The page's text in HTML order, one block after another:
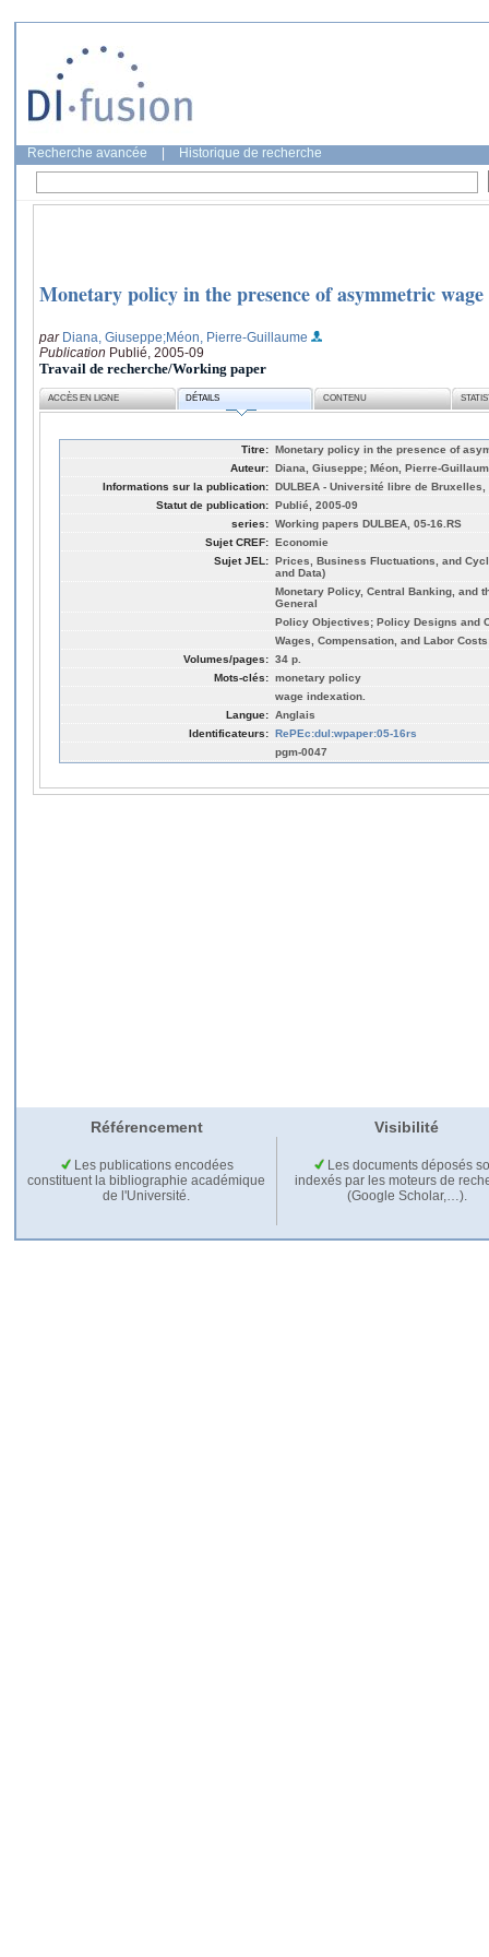
Recherche avancée Historique de recherche
Monetary policy in the presence of asymmetric
par Diana, Giuseppe;Méon, Pierre-Guillaume
Publication Publié, 2005-09
Travail de recherche/Working paper
ACCÈS EN LIGNE DÉTAILS CONTENU
Titre: Monetary policy in the presence of
Auteur: Diana, Giuseppe; Méon, Pierre-
Informations sur la publication: DULBEA - Université libre de
Statut de publication: Publié, 2005-09
series: Working papers DULBEA, 05-16.RS
Sujet CREF: Economie
Sujet JEL: Prices, Business Fluctuations, and
and Data)
Monetary Policy, Central Banking, and
General
Policy Objectives; Policy Designs and
Wages, Compensation, and Labor
Volumes/pages: 34 p.
Mots-clés: monetary policy
wage indexation.
Langue: Anglais
Identificateurs: RePEc:dul:wpaper:05-16rs
pgm-0047
Référencement Visibilité
Les publications encodées
constituent la bibliographie académique
de l'Université.
Les documents déposés
indexés par les moteurs de
(Google Scholar,…).